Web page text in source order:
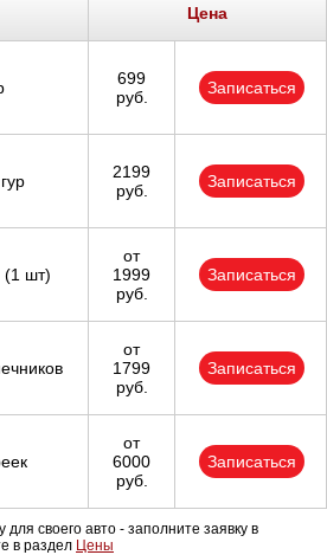
Цена
699
руб.
Записаться
2199
руб.
Записаться
(1 шт)
от
1999
руб.
Записаться
от
1799
руб.
Записаться
от
6000
руб.
Записаться
своего авто - заполните заявку в
в раздел Цены